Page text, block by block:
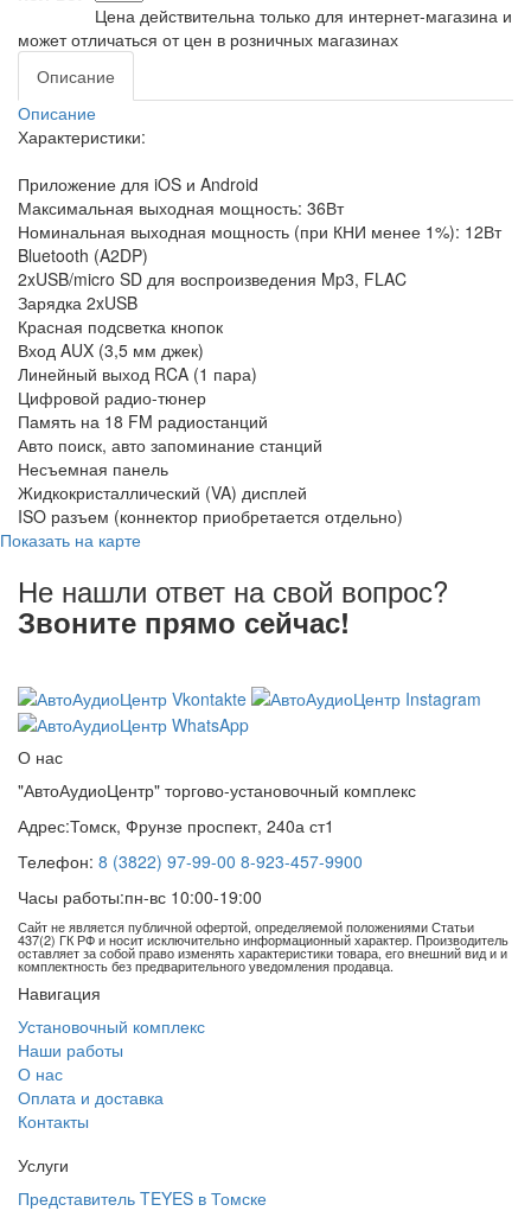
Цена действительна только для интернет-магазина и
может отличаться от цен в розничных магазинах
Описание
Описание
Характеристики:
Приложение для iOS и Android
Максимальная выходная мощность: 36Вт
Номинальная выходная мощность (при КНИ менее 1%): 12Вт
Bluetooth (A2DP)
2xUSB/micro SD для воспроизведения Mp3, FLAC
Зарядка 2xUSB
Красная подсветка кнопок
Вход AUX (3,5 мм джек)
Линейный выход RCA (1 пара)
Цифровой радио-тюнер
Память на 18 FM радиостанций
Авто поиск, авто запоминание станций
Несъемная панель
Жидкокристаллический (VA) дисплей
ISO разъем (коннектор приобретается отдельно)
Показать на карте
Не нашли ответ на свой вопрос?
Звоните прямо сейчас!
О нас
"АвтоАудиоЦентр" торгово-установочный комплекс
Адрес:Томск, Фрунзе проспект, 240а ст1
Телефон: 8 (3822) 97-99-00 8-923-457-9900
Часы работы:пн-вс 10:00-19:00
Сайт не является публичной офертой, определяемой положениями Статьи
437(2) ГК РФ и носит исключительно информационный характер. Производитель
оставляет за собой право изменять характеристики товара, его внешний вид и и
комплектность без предварительного уведомления продавца.
Навигация
Установочный комплекс
Наши работы
О нас
Оплата и доставка
Контакты
Услуги
Представитель TEYES в Томске